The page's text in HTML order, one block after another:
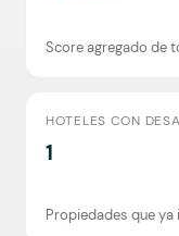
Score agregado de
HOTELES CON
1
Propiedades que ya